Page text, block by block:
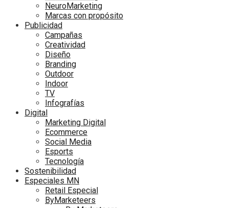
NeuroMarketing
Marcas con propósito
Publicidad
Campañas
Creatividad
Diseño
Branding
Outdoor
Indoor
TV
Infografías
Digital
Marketing Digital
Ecommerce
Social Media
Esports
Tecnología
Sostenibilidad
Especiales MN
Retail Especial
ByMarketeers